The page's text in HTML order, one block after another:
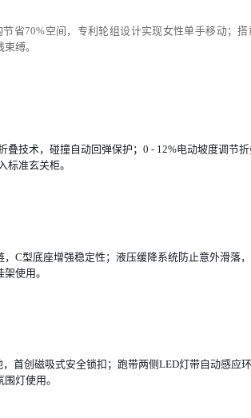
省70%空间，专利轮组设计实现女性单手移动；搭
缚。
叠技术，碰撞自动回弹保护；0 - 12%电动坡度调节
标准玄关柜。
，C型底座增强稳定性；液压缓降系统防止意外滑落
使用。
首创磁吸式安全锁扣；跑带两侧LED灯带自动感应
灯使用。